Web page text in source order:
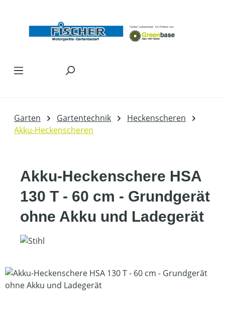
Garten Gartentechnik
Heckenscheren
Akku-Heckenscheren
Akku-Heckenschere HSA
130 T - 60 cm - Grundgerät
ohne Akku und Ladegerät
Bildergalerie überspringen